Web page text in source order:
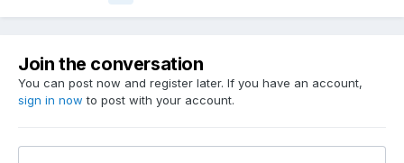
Join the conversation
You can post now and register later. If you have an account,
sign in now to post with your account.